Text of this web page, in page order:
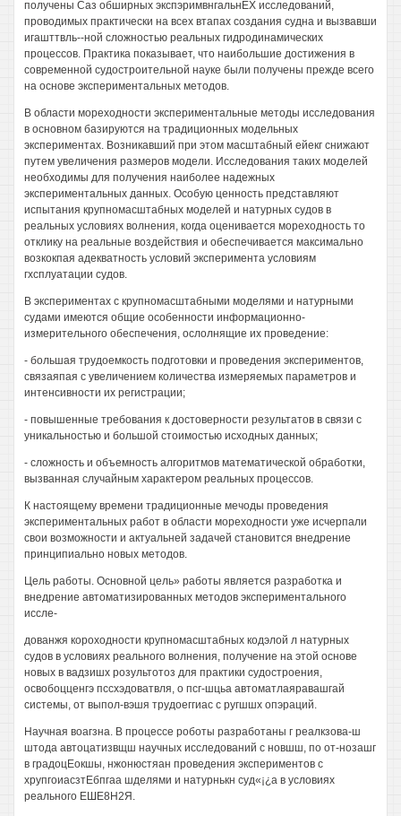
получены Саз обширных экспэримвнгальнЕХ исследований,
проводимых практически на всех втапах создания судна и вызвавши
игашттвль--ной сложностью реальных гидродинамических
процессов. Практика показывает, что наибольшие достижения в
современной судостроительной науке были получены прежде всего
на основе экспериментальных методов.
В области мореходности экспериментальные методы исследования
в основном базируются на традиционных модельных
экспериментах. Возникавший при этом масштабный ейекг снижают
путем увеличения размеров модели. Исследования таких моделей
необходимы для получения наиболее надежных
экспериментальных данных. Особую ценность представляют
испытания крупномасштабных моделей и натурных судов в
реальных условиях волнения, когда оценивается мореходность то
отклику на реальные воздействия и обеспечивается максимально
возкокпая адекватность условий эксперимента условиям
гхсплуатации судов.
В экспериментах с крупномасштабными моделями и натурными
судами имеются общие особенности информационно-
измерительного обеспечения, ослолнящие их проведение:
- большая трудоемкость подготовки и проведения экспериментов,
связаяпая с увеличением количества измеряемых параметров и
интенсивности их регистрации;
- повышенные требования к достоверности результатов в связи с
уникальностью и большой стоимостью исходных данных;
- сложность и объемность алгоритмов математической обработки,
вызванная случайным характером реальных процессов.
К настоящему времени традиционные мечоды проведения
экспериментальных работ в области мореходности уже исчерпали
свои возможности и актуальней задачей становится внедрение
принципиально новых методов.
Цель работы. Основной цель» работы является разработка и
внедрение автоматизированных методов экспериментального
иссле-
дованжя короходности крупномасштабных кодэлой л натурных
судов в условиях реального волнения, получение на этой основе
новых в вадзишх розультотоз для практики судостроения,
освобоцценгэ пссхэдоватвля, о псг-шцьа автоматлаяравашгай
системы, от выпол-вэшя трудоеггиас с ругшшх опэраций.
Научная воагзна. В процессе роботы разработаны г реалкзова-ш
штода автоцатизвщш научных исследований с новшш, по от-нозашг
в градоцЕокшы, нжонюстяан проведения экспериментов с
хрупгоиасзтЕбпгаа шделями и натурнькн суд«¡¿а в условиях
реального ЕШЕ8Н2Я.